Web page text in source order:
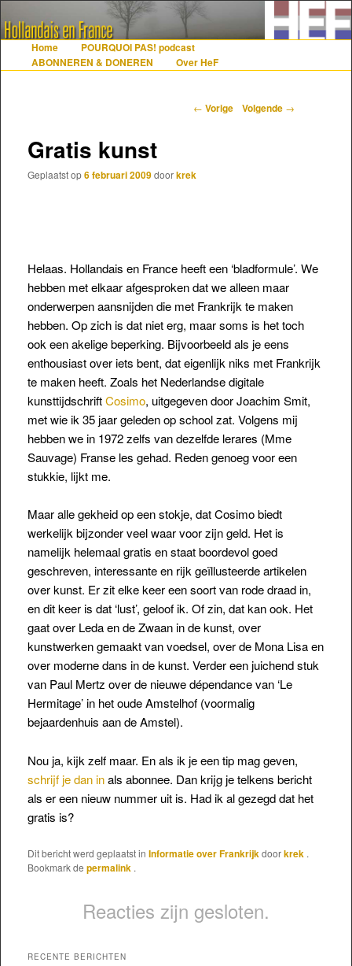
De gezelligste website voor Nederlanders die iets met Frankrijk hebben
HoofdmenuSpring naar de primaire inhoud
Spring naar de secundaire inhoud
Home
POURQUOI PAS! podcast
ABONNEREN & DONEREN
Over HeF
Berichtnavigatie
← Vorige Volgende →
Gratis kunst
Geplaatst op6 februari 2009doorkrek
Helaas. Hollandais en France heeft een ‘bladformule’. We
hebben met elkaar afgesproken dat we alleen maar
onderwerpen aansnijden die met Frankrijk te maken
hebben. Op zich is dat niet erg, maar soms is het toch
ook een akelige beperking. Bijvoorbeeld als je eens
enthousiast over iets bent, dat eigenlijk niks met Frankrijk
te maken heeft. Zoals het Nederlandse digitale
kunsttijdschriftCosimo, uitgegeven door Joachim Smit,
met wie ik 35 jaar geleden op school zat. Volgens mij
hebben we in 1972 zelfs van dezelfde lerares (Mme
Sauvage) Franse les gehad. Reden genoeg voor een
stukkie, lijkt me.
Maar alle gekheid op een stokje, dat Cosimo biedt
werkelijk bijzonder veel waar voor zijn geld. Het is
namelijk helemaal gratis en staat boordevol goed
geschreven, interessante en rijk geïllusteerde artikelen
over kunst. Er zit elke keer een soort van rode draad in,
en dit keer is dat ‘lust’, geloof ik. Of zin, dat kan ook. Het
gaat over Leda en de Zwaan in de kunst, over
kunstwerken gemaakt van voedsel, over de Mona Lisa en
over moderne dans in de kunst. Verder een juichend stuk
van Paul Mertz over de nieuwe dépendance van ‘Le
Hermitage’ in het oude Amstelhof (voormalig
bejaardenhuis aan de Amstel).
Nou ja, kijk zelf maar. En als ik je een tip mag geven,
schrijf je dan inals abonnee. Dan krijg je telkens bericht
als er een nieuw nummer uit is. Had ik al gezegd dat het
gratis is?
Dit bericht werd geplaatst in Informatie over Frankrijkdoorkrek .
Bookmark de permalink .
Reacties zijn gesloten.
RECENTE BERICHTEN